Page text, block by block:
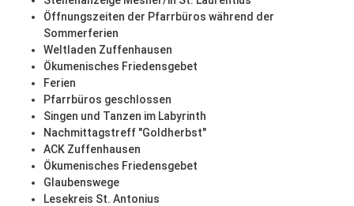
Öffnungszeiten der Pfarrbüros während der
Sommerferien
Weltladen Zuffenhausen
Ökumenisches Friedensgebet
Ferien
Pfarrbüros geschlossen
Singen und Tanzen im Labyrinth
Nachmittagstreff "Goldherbst"
ACK Zuffenhausen
Ökumenisches Friedensgebet
Glaubenswege
Lesekreis St. Antonius